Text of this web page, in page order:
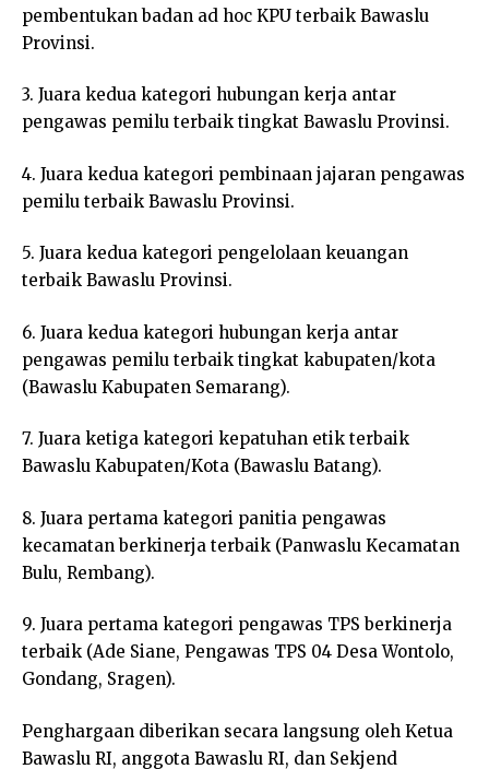
pembentukan badan ad hoc KPU terbaik Bawaslu
Provinsi.
3. Juara kedua kategori hubungan kerja antar
pengawas pemilu terbaik tingkat Bawaslu Provinsi.
4. Juara kedua kategori pembinaan jajaran pengawas
pemilu terbaik Bawaslu Provinsi.
5. Juara kedua kategori pengelolaan keuangan
terbaik Bawaslu Provinsi.
6. Juara kedua kategori hubungan kerja antar
pengawas pemilu terbaik tingkat kabupaten/kota
(Bawaslu Kabupaten Semarang).
7. Juara ketiga kategori kepatuhan etik terbaik
Bawaslu Kabupaten/Kota (Bawaslu Batang).
8. Juara pertama kategori panitia pengawas
kecamatan berkinerja terbaik (Panwaslu Kecamatan
Bulu, Rembang).
9. Juara pertama kategori pengawas TPS berkinerja
terbaik (Ade Siane, Pengawas TPS 04 Desa Wontolo,
Gondang, Sragen).
Penghargaan diberikan secara langsung oleh Ketua
Bawaslu RI, anggota Bawaslu RI, dan Sekjend